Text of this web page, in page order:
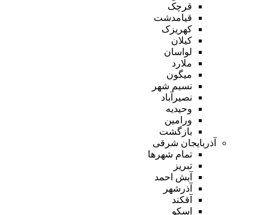
قرچک
قیامدشت
کهریزک
کیلان
لواسان
ملارد
میگون
نسیم شهر
نصیرآباد
وحیدیه
ورامین
بازگشت
آذربایجان شرقی
تمام شهر‌ها
تبریز
آبش احمد
آذرشهر
آقکند
اسکو